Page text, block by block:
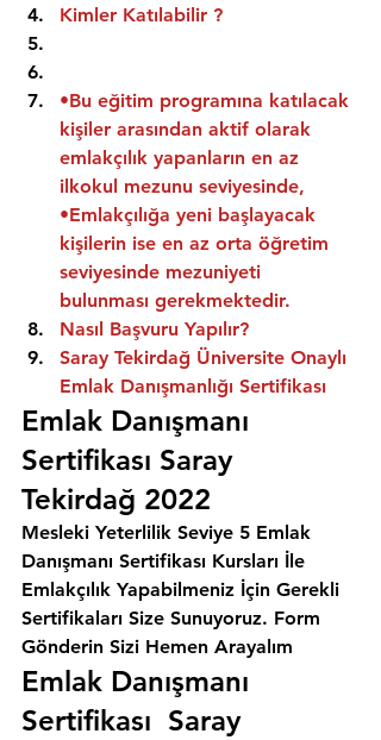
Kimler Katılabilir ?
•Bu eğitim programına katılacak
kişiler arasından aktif olarak
emlakçılık yapanların en az
ilkokul mezunu seviyesinde,
•Emlakçılığa yeni başlayacak
kişilerin ise en az orta öğretim
seviyesinde mezuniyeti
bulunması gerekmektedir.
Nasıl Başvuru Yapılır?
Saray Tekirdağ Üniversite Onaylı
Emlak Danışmanlığı Sertifikası
Emlak Danışmanı
Sertifikası Saray
Tekirdağ 2022
Mesleki Yeterlilik Seviye 5 Emlak
Danışmanı Sertifikası Kursları İle
Emlakçılık Yapabilmeniz İçin Gerekli
Sertifikaları Size Sunuyoruz. Form
Gönderin Sizi Hemen Arayalım
Emlak Danışmanı
Sertifikası  Saray